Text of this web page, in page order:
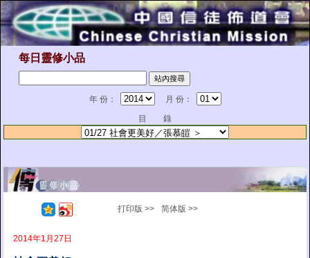
每日靈修小品
年 份：
月 份：
目 錄
打印版 >> 简体版 >>
2014年1月27日